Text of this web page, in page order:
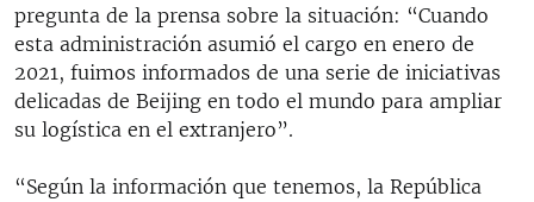
pregunta de la prensa sobre la situación: “Cuando
esta administración asumió el cargo en enero de
2021, fuimos informados de una serie de iniciativas
delicadas de Beijing en todo el mundo para ampliar
su logística en el extranjero”.
“Según la información que tenemos, la República